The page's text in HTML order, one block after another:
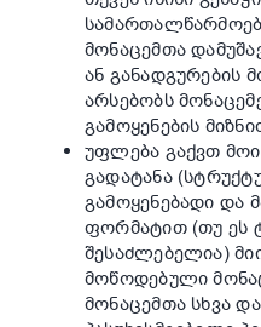
მონაცემთა
ან განადგურების
არსებობს
გამოყენების
უფლება გაქვთ
გადატანა
გამოყენებადი და
ფორმატით (თუ ეს
შესაძლებელია)
მოწოდებული
მონაცემთა სხვა